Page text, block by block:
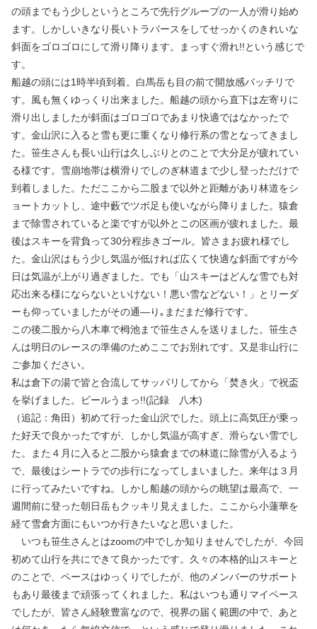
の頭までもう少しというところで先行グループの一人が滑り始め
ます。しかしいきなり長いトラバースをしてせっかくのきれいな
斜面をゴロゴロにして滑り降ります。まっすぐ滑れ!!という感じで
す。
船越の頭には1時半頃到着。白馬岳も目の前で開放感バッチリで
す。風も無くゆっくり出来ました。船越の頭から直下は左寄りに
滑り出しましたが斜面はゴロゴロであまり快適ではなかったで
す。金山沢に入ると雪も更に重くなり修行系の雪となってきまし
た。笹生さんも長い山行は久しぶりとのことで大分足が疲れてい
る様です。雪崩地帯は横滑りでしのぎ林道まで少し登っただけで
到着しました。ただここから二股まで以外と距離があり林道をシ
ョートカットし、途中藪でツボ足も使いながら降りました。猿倉
まで除雪されていると楽ですが以外とこの区画が疲れました。最
後はスキーを背負って30分程歩きゴール。皆さまお疲れ様でし
た。金山沢はもう少し気温が低ければ広くて快適な斜面ですが今
日は気温が上がり過ぎました。でも「山スキーはどんな雪でも対
応出来る様にならないといけない！悪い雪などない！」とリーダ
ーも仰っていましたがその通―り｡まだまだ修行です。
この後二股から八木車で栂池まで笹生さんを送りました。笹生さ
んは明日のレースの準備のためここでお別れです。又是非山行に
ご参加ください。
私は倉下の湯で皆と合流してサッパリしてから「焚き火」で祝盃
を挙げました。ビールうまっ!!(記録 八木)
（追記：角田）初めて行った金山沢でした。頭上に高気圧が乗っ
た好天で良かったですが、しかし気温が高すぎ、滑らない雪でし
た。また４月に入ると二股から猿倉までの林道に除雪が入るよう
で、最後はシートラでの歩行になってしまいました。来年は３月
に行ってみたいですね。しかし船越の頭からの眺望は最高で、一
週間前に登った朝日岳もクッキリ見えました。ここから小蓮華を
経て雪倉方面にもいつか行きたいなと思いました。
いつも笹生さんとはzoomの中でしか知りませんでしたが、今回
初めて山行を共にできて良かったです。久々の本格的山スキーと
のことで、ペースはゆっくりでしたが、他のメンバーのサポート
もあり最後まで頑張ってくれました。私はいつも通りマイペース
でしたが、皆さん経験豊富なので、視界の届く範囲の中で、あと